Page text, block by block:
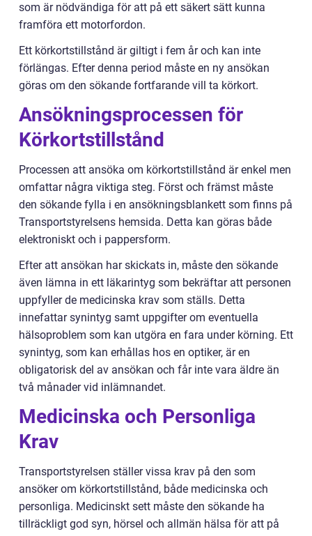
som är nödvändiga för att på ett säkert sätt kunna
framföra ett motorfordon.
Ett körkortstillstånd är giltigt i fem år och kan inte
förlängas. Efter denna period måste en ny ansökan
göras om den sökande fortfarande vill ta körkort.
Ansökningsprocessen för
Körkortstillstånd
Processen att ansöka om körkortstillstånd är enkel men
omfattar några viktiga steg. Först och främst måste
den sökande fylla i en ansökningsblankett som finns på
Transportstyrelsens hemsida. Detta kan göras både
elektroniskt och i pappersform.
Efter att ansökan har skickats in, måste den sökande
även lämna in ett läkarintyg som bekräftar att personen
uppfyller de medicinska krav som ställs. Detta
innefattar synintyg samt uppgifter om eventuella
hälsoproblem som kan utgöra en fara under körning. Ett
synintyg, som kan erhållas hos en optiker, är en
obligatorisk del av ansökan och får inte vara äldre än
två månader vid inlämnandet.
Medicinska och Personliga
Krav
Transportstyrelsen ställer vissa krav på den som
ansöker om körkortstillstånd, både medicinska och
personliga. Medicinskt sett måste den sökande ha
tillräckligt god syn, hörsel och allmän hälsa för att på